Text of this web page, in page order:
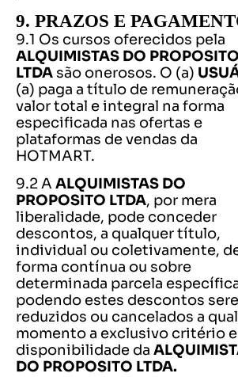
9. PRAZOS E
9.1 Os cursos oferecidos pela
ALQUIMISTAS DO PROPOSITO
LTDA são onerosos. O (a)
(a) paga a título de
valor total e integral na forma
especificada nas ofertas e
plataformas de vendas da
HOTMART.
9.2 A ALQUIMISTAS DO
PROPOSITO LTDA, por mera
liberalidade, pode conceder
descontos, a qualquer título,
individual ou coletivamente,
forma contínua ou sobre
determinada parcela
podendo estes descontos
reduzidos ou cancelados a
momento a exclusivo critério e
disponibilidade da
DO PROPOSITO LTDA.